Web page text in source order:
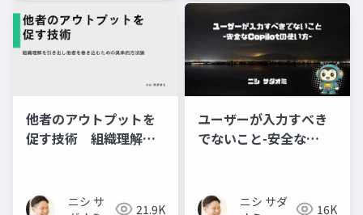
他者のアウトプットを
促す技術 組織理解を
ニシ サ
21.9K
ユーザーが入力すべき
でないこと-安全な
ニシ サダ
16K